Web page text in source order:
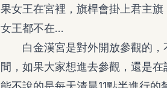
果女王在宮裡，旗桿會掛上君主
女王都不在…
白金漢宮是對外開放參觀的，
間，如果大家想進去參觀，還是